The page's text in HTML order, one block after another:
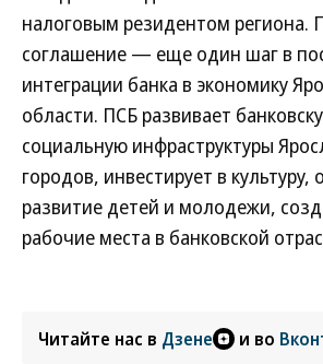
налоговым резидентом региона.
соглашение — еще один шаг в
интеграции банка в экономику
области. ПСБ развивает
социальную инфраструктуры
городов, инвестирует в культуру,
развитие детей и молодежи,
рабочие места в банковской
Читайте нас в Дзене и во